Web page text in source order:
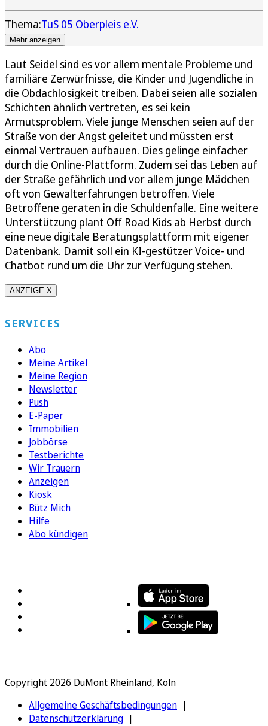
Thema:TuS 05 Oberpleis e.V.
Mehr anzeigen
Laut Seidel sind es vor allem mentale Probleme und
familiäre Zerwürfnisse, die Kinder und Jugendliche in
die Obdachlosigkeit treiben. Dabei seien alle sozialen
Schichten ähnlich vertreten, es sei kein
Armutsproblem. Viele junge Menschen seien auf der
Straße von der Angst geleitet und müssten erst
einmal Vertrauen aufbauen. Dies gelinge einfacher
durch die Online-Plattform. Zudem sei das Leben auf
der Straße gefährlich und vor allem junge Mädchen
oft von Gewalterfahrungen betroffen. Viele
Betroffene geraten in die Schuldenfalle. Eine weitere
Unterstützung plant Off Road Kids ab Herbst durch
eine neue digitale Beratungsplattform mit eigener
Datenbank. Damit soll ein KI-gestützer Voice- und
Chatbot rund um die Uhr zur Verfügung stehen.
ANZEIGE X
SERVICES
Abo
Meine Artikel
Meine Region
Newsletter
Push
E-Paper
Immobilien
Jobbörse
Testberichte
Wir Trauern
Anzeigen
Kiosk
Bütz Mich
Hilfe
Abo kündigen
Copyright 2026 DuMont Rheinland, Köln
Allgemeine Geschäftsbedingungen
Datenschutzerklärung